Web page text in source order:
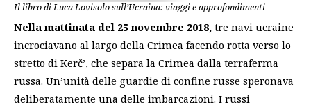
Il libro di Luca Lovisolo sull’Ucraina: viaggi e approfondimenti
Nella mattinata del 25 novembre 2018, tre navi ucraine
incrociavano al largo della Crimea facendo rotta verso lo
stretto di Kerč’, che separa la Crimea dalla terraferma
russa. Un’unità delle guardie di confine russe speronava
deliberatamente una delle imbarcazioni. I russi